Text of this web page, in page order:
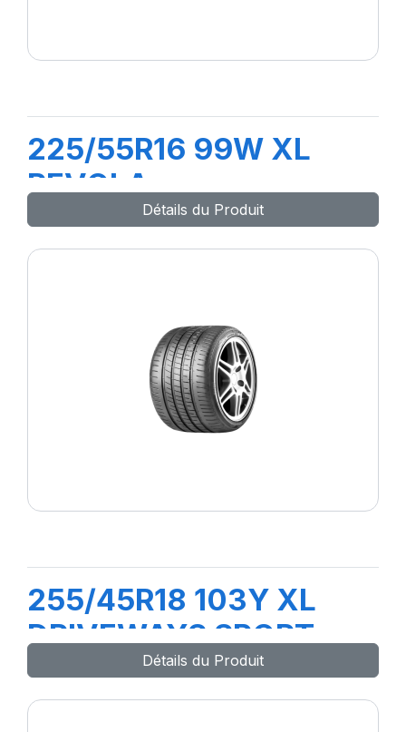
225/55R16 99W XL
REVOLA
Détails du Produit
255/45R18 103Y XL
DRIVEWAYS SPORT +
Détails du Produit